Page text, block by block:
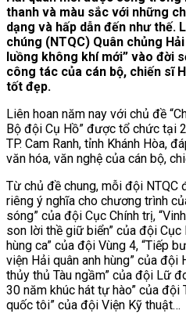
thanh và màu sắc với những
dạng và hấp dẫn đến như thế.
chúng (NTQC) Quân chủng
luồng không khí mới” vào đời
công tác của cán bộ, chiến sĩ
tốt đẹp.
Liên hoan năm nay với chủ đề
Bộ đội Cụ Hồ” được tổ chức tại
TP. Cam Ranh, tỉnh Khánh Hòa,
văn hóa, văn nghệ của cán bộ,
Từ chủ đề chung, mỗi đội NTQC
riêng ý nghĩa cho chương trình
sóng” của đội Cục Chính trị,
son lời thề giữ biển” của đội Cục
hùng ca” của đội Vùng 4, “Tiếp
viện Hải quân anh hùng” của đội
thủy thủ Tàu ngầm” của đội Lữ
30 năm khúc hát tự hào” của đội
quốc tôi” của đội Viện Kỹ thuật…